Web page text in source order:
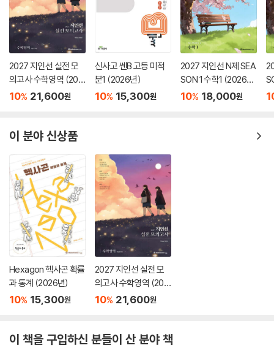
2027 지인선 실전 모
의고사 수학영역 (202
6년)
10% 21,600원
신사고 쎈B 고등 미적
분1 (2026년)
10% 15,300원
2027 지인선 N제 SEA
SON 1 수학1 (2026
년)
10% 18,000원
이 분야 신상품
Hexagon 헥사곤 확률
과 통계 (2026년)
10% 15,300원
2027 지인선 실전 모
의고사 수학영역 (202
6년)
10% 21,600원
이 책을 구입하신 분들이 산 분야 책